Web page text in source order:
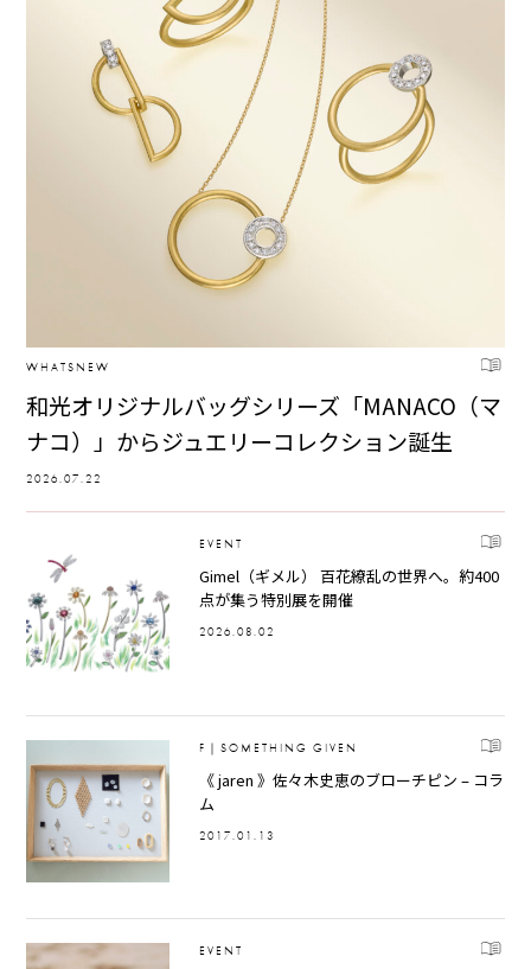
WHATSNEW
和光オリジナルバッグシリーズ「MANACO（マ
ナコ）」からジュエリーコレクション誕生
2026.07.22
EVENT
Gimel（ギメル） 百花繚乱の世界へ。約400
点が集う特別展を開催
2026.08.02
F｜SOMETHING GIVEN
《 jaren 》佐々木史恵のブローチピン – コラ
ム
2017.01.13
EVENT